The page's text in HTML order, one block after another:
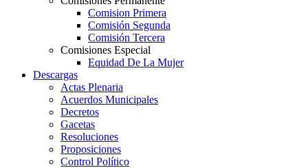
Comision Primera
Comisión Segunda
Comisión Tercera
Comisiones Especial
Equidad De La Mujer
Descargas
Actas Plenaria
Acuerdos Municipales
Decretos
Gacetas
Resoluciones
Proposiciones
Control Político